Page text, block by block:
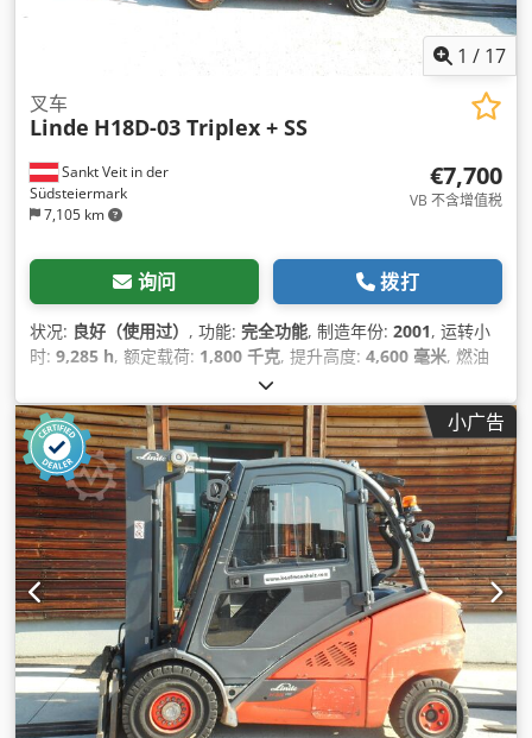
1 / 17
Sankt Veit in der
Südsteiermark
7,105 km
叉车
Linde H18D-03 Triplex + SS
€7,700
VB 不含增值税
询问 拨打
状况: 良好（使用过） , 功能: 完全功能, 制造年份: 2001, 运转小
时: 9,285 h, 额定载荷: 1,800 千克, 提升高度: 4,600 毫米, 燃油
三重式 (triplex)
力), 总高度:2,120 毫米, 设备:侧移, 照明,
小广告